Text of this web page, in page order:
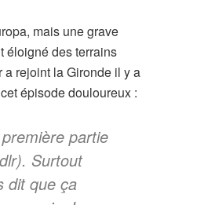
mais une grave
éloigné des terrains
a rejoint la Gironde il y a
épisode douloureux :
partie
Surtout
dit que ça